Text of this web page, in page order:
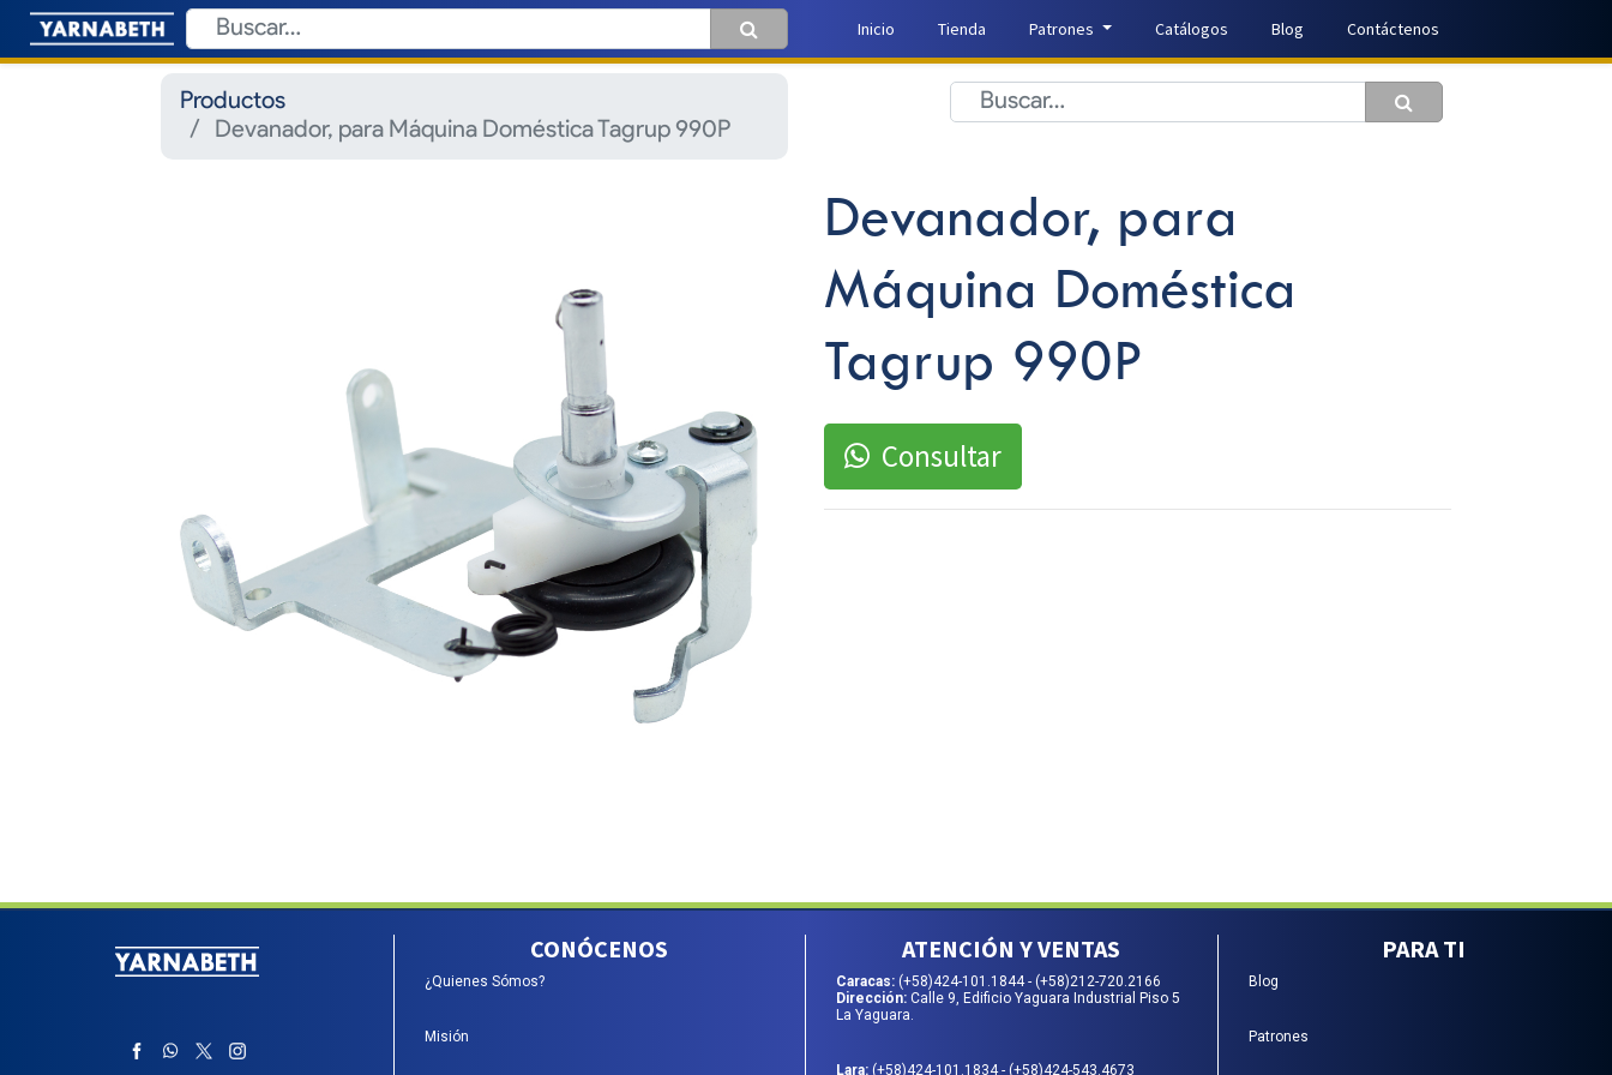
Inicio Tienda Patrones Catálogos Blog Contáctenos
Productos
Devanador, para Máquina Doméstica Tagrup 990P
Devanador, para
Máquina Doméstica
Tagrup 990P
Consultar
CONÓCENOS
¿Quienes Sómos?
Misión
ATENCIÓN Y VENTAS
Caracas: (+58)424-101.1844- (+58)212-720.2166
Dirección: Calle 9, Edificio Yaguara Industrial Piso 5
La Yaguara.
Lara: (+58)424-101.1834- (+58)424-543.4673
PARA TI
Blog
Patrones